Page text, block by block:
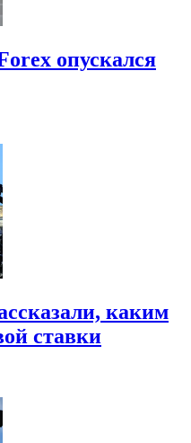
опускался
каким
ставки